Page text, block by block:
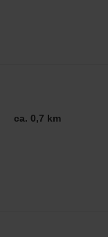
ca. 0,7 km